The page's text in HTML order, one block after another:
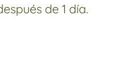
de 1 día.